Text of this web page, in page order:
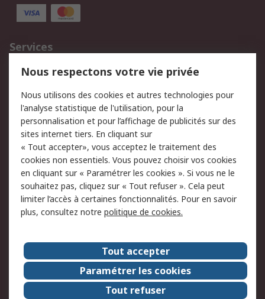
Services
750.000 produits
2.500 marques
Retours
Support technique
Track & trace
Legal
Politique de cookies
Sécurité des e-mails
Politique de protection
des données - Mise à
jour
Conditions générales
de vente
A propos de RS
Le groupe RS Group
A propos de RS
RS dans le monde
Travaillez chez RS
Nous respectons votre vie privée
Nous utilisons des cookies et autres technologies pour
l'analyse statistique de l'utilisation, pour la
personnalisation et pour l’affichage de publicités sur des
sites internet tiers. En cliquant sur
« Tout accepter», vous acceptez le traitement des
cookies non essentiels. Vous pouvez choisir vos cookies
en cliquant sur « Paramétrer les cookies ». Si vous ne le
souhaitez pas, cliquez sur « Tout refuser ». Cela peut
limiter l’accès à certaines fonctionnalités. Pour en savoir
plus, consultez notre politique de cookies.
Tout accepter
Paramétrer les cookies
Tout refuser